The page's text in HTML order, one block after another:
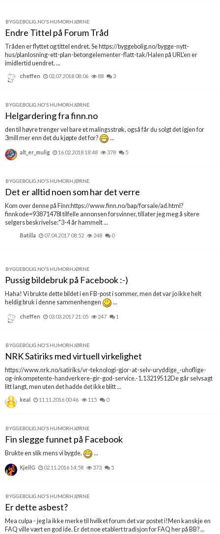
BYGGEBOLIG.NO'S HUMORHJØRNE
Endre Tittel på Forum Tråd
Tråden er flyttet og tittel endret. Se https://byggebolig.no/bygge-nytt-
hus/planlosning-ett-plan-betongelementer-flatt-tak/Halen på URL'en er
imidlertid uendret. ...
cheffen 02.07.2018 08:06 88 3
BYGGEBOLIG.NO'S HUMORHJØRNE
Helgardering fra finn.no
den til høyre trenger vel bare et malingsstrøk, også får du solgt det igjen for
3mill mer enn det du kjøpte det for?
...
alt_er_mulig 16.02.2018 18:48 378 5
BYGGEBOLIG.NO'S HUMORHJØRNE
Det er alltid noen som har det verre
Kom over denne på Finn:https://www.finn.no/bap/forsale/ad.html?
finnkode=93871478I tilfelle annonsen forsvinner, tillater jeg meg å sitere
selgers beskrivelse:"3-4 år hammelt ...
Batilla 07.04.2017 08:52 248 0
BYGGEBOLIG.NO'S HUMORHJØRNE
Pussig bildebruk på Facebook :-)
Haha! Vi brukte dette bildet i en FB-post i sommer, men det var jo ikke helt
heldig bruk i denne sammenhengen
...
cheffen 03.03.2017 21:05 247 1
BYGGEBOLIG.NO'S HUMORHJØRNE
NRK Satiriks med virtuell virkelighet
https://www.nrk.no/satiriks/vr-teknologi-gjor-at-selv-uryddige_-uhoflige-
og-inkompetente-handverkere-gir-god-service.-1.13219512De går selvsagt
litt langt, men uten det hadde det ikke blitt ...
keal 11.11.2016 00:46 115 0
BYGGEBOLIG.NO'S HUMORHJØRNE
Fin slegge funnet på Facebook
Brukte en slik mens vi bygde. ...
KjellG 02.11.2016 14:58 373 5
BYGGEBOLIG.NO'S HUMORHJØRNE
Er dette asbest?
Mea culpa - jeg la ikke merke til hvilket forum det var postet i!Men kanskje en
FAQ ville vært en god ide. Er det noe etablert tradisjon for FAQ her på BB? ...